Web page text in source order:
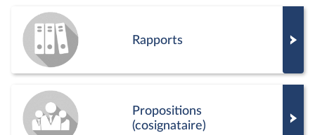
Rapports
Propositions
(cosignataire)